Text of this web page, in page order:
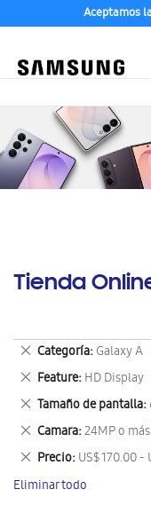
Aceptamos
Tienda
Categoría Galaxy A
Eliminar
este
artículo
Feature HD Display
Eliminar
este
artículo
Tamaño de pantalla
Eliminar
este
artículo
Camara 24MP o más
Eliminar
este
artículo
Precio US$ 170.00 -
Eliminar
este
artículo
Eliminar todo